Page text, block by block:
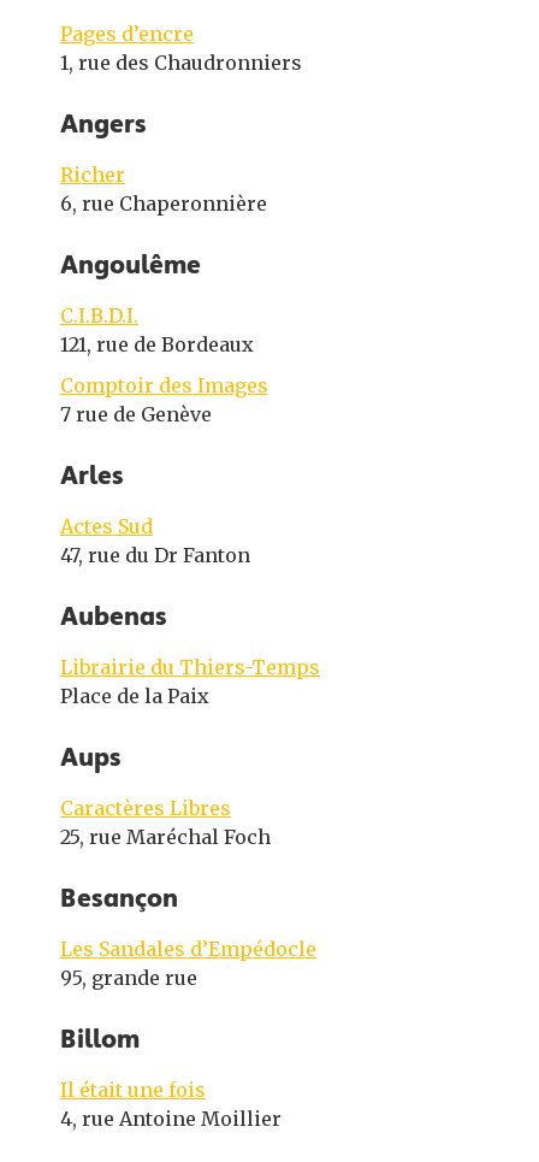
Pages d’encre
1, rue des Chaudronniers
Angers
Richer
6, rue Chaperonnière
Angoulême
C.I.B.D.I.
121, rue de Bordeaux
Comptoir des Images
7 rue de Genève
Arles
Actes Sud
47, rue du Dr Fanton
Aubenas
Librairie du Thiers-Temps
Place de la Paix
Aups
Caractères Libres
25, rue Maréchal Foch
Besançon
Les Sandales d’Empédocle
95, grande rue
Billom
Il était une fois
4, rue Antoine Moillier